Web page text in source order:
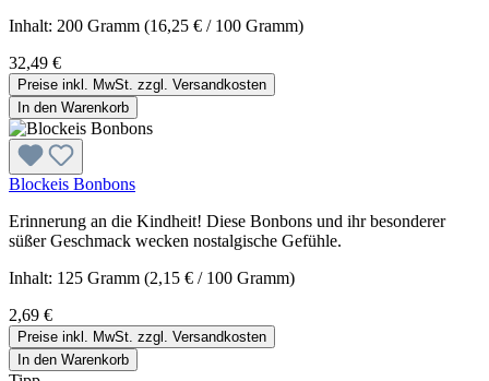
Inhalt: 200 Gramm (16,25 € / 100 Gramm)
32,49 €
Preise inkl. MwSt. zzgl. Versandkosten
In den Warenkorb
Blockeis Bonbons
Erinnerung an die Kindheit! Diese Bonbons und ihr besonderer
süßer Geschmack wecken nostalgische Gefühle.
Inhalt: 125 Gramm (2,15 € / 100 Gramm)
2,69 €
Preise inkl. MwSt. zzgl. Versandkosten
In den Warenkorb